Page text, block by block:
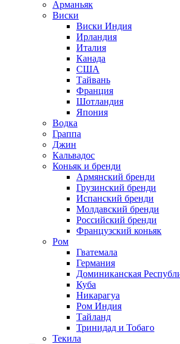
Арманьяк
Виски
Виски Индия
Ирландия
Италия
Канада
США
Тайвань
Франция
Шотландия
Япония
Водка
Граппа
Джин
Кальвадос
Коньяк и бренди
Армянский бренди
Грузинский бренди
Испанский бренди
Молдавский бренди
Российский бренди
Французский коньяк
Ром
Гватемала
Германия
Доминиканская
Куба
Никарагуа
Ром Индия
Тайланд
Тринидад и Тобаго
Текила